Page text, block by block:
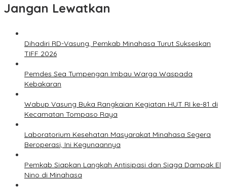
Jangan Lewatkan
Dihadiri RD-Vasung, Pemkab Minahasa Turut Sukseskan
TIFF 2026
Pemdes Sea Tumpengan Imbau Warga Waspada
Kebakaran
Wabup Vasung Buka Rangkaian Kegiatan HUT RI ke-81 di
Kecamatan Tompaso Raya
Laboratorium Kesehatan Masyarakat Minahasa Segera
Beroperasi, Ini Kegunaannya
Pemkab Siapkan Langkah Antisipasi dan Siaga Dampak El
Nino di Minahasa